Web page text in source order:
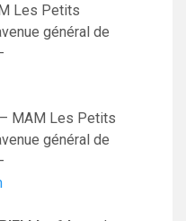
Les Petits
général de
– MAM Les Petits
général de